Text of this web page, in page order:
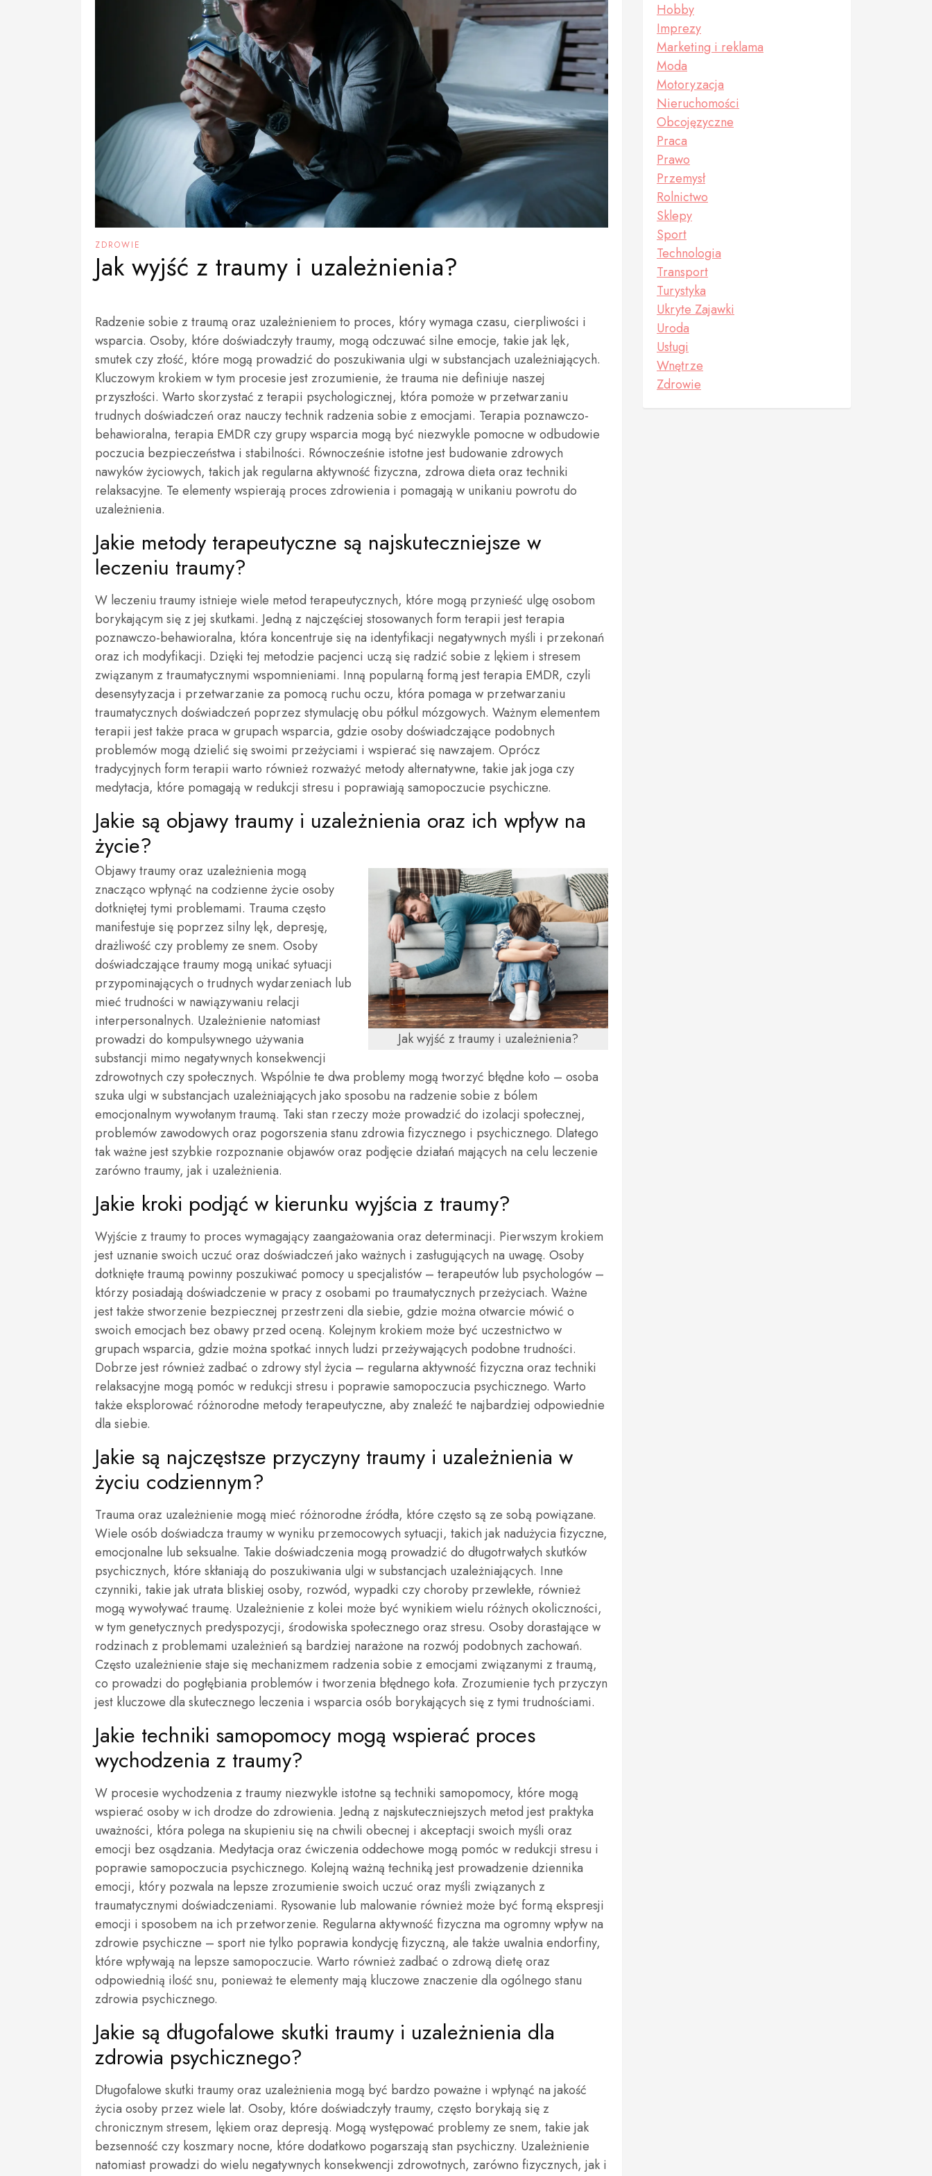
ZDROWIE
Jak wyjść z traumy i uzależnienia?
Radzenie sobie z traumą oraz uzależnieniem to proces, który wymaga czasu, cierpliwości i
wsparcia. Osoby, które doświadczyły traumy, mogą odczuwać silne emocje, takie jak lęk,
smutek czy złość, które mogą prowadzić do poszukiwania ulgi w substancjach uzależniających.
Kluczowym krokiem w tym procesie jest zrozumienie, że trauma nie definiuje naszej
przyszłości. Warto skorzystać z terapii psychologicznej, która pomoże w przetwarzaniu
trudnych doświadczeń oraz nauczy technik radzenia sobie z emocjami. Terapia poznawczo-
behawioralna, terapia EMDR czy grupy wsparcia mogą być niezwykle pomocne w odbudowie
poczucia bezpieczeństwa i stabilności. Równocześnie istotne jest budowanie zdrowych
nawyków życiowych, takich jak regularna aktywność fizyczna, zdrowa dieta oraz techniki
relaksacyjne. Te elementy wspierają proces zdrowienia i pomagają w unikaniu powrotu do
uzależnienia.
Jakie metody terapeutyczne są najskuteczniejsze w
leczeniu traumy?
W leczeniu traumy istnieje wiele metod terapeutycznych, które mogą przynieść ulgę osobom
borykającym się z jej skutkami. Jedną z najczęściej stosowanych form terapii jest terapia
poznawczo-behawioralna, która koncentruje się na identyfikacji negatywnych myśli i przekonań
oraz ich modyfikacji. Dzięki tej metodzie pacjenci uczą się radzić sobie z lękiem i stresem
związanym z traumatycznymi wspomnieniami. Inną popularną formą jest terapia EMDR, czyli
desensytyzacja i przetwarzanie za pomocą ruchu oczu, która pomaga w przetwarzaniu
traumatycznych doświadczeń poprzez stymulację obu półkul mózgowych. Ważnym elementem
terapii jest także praca w grupach wsparcia, gdzie osoby doświadczające podobnych
problemów mogą dzielić się swoimi przeżyciami i wspierać się nawzajem. Oprócz
tradycyjnych form terapii warto również rozważyć metody alternatywne, takie jak joga czy
medytacja, które pomagają w redukcji stresu i poprawiają samopoczucie psychiczne.
Jakie są objawy traumy i uzależnienia oraz ich wpływ na
życie?
Jak wyjść z traumy i uzależnienia?
Objawy traumy oraz uzależnienia mogą
znacząco wpłynąć na codzienne życie osoby
dotkniętej tymi problemami. Trauma często
manifestuje się poprzez silny lęk, depresję,
drażliwość czy problemy ze snem. Osoby
doświadczające traumy mogą unikać sytuacji
przypominających o trudnych wydarzeniach lub
mieć trudności w nawiązywaniu relacji
interpersonalnych. Uzależnienie natomiast
prowadzi do kompulsywnego używania
substancji mimo negatywnych konsekwencji
zdrowotnych czy społecznych. Wspólnie te dwa problemy mogą tworzyć błędne koło – osoba
szuka ulgi w substancjach uzależniających jako sposobu na radzenie sobie z bólem
emocjonalnym wywołanym traumą. Taki stan rzeczy może prowadzić do izolacji społecznej,
problemów zawodowych oraz pogorszenia stanu zdrowia fizycznego i psychicznego. Dlatego
tak ważne jest szybkie rozpoznanie objawów oraz podjęcie działań mających na celu leczenie
zarówno traumy, jak i uzależnienia.
Jakie kroki podjąć w kierunku wyjścia z traumy?
Wyjście z traumy to proces wymagający zaangażowania oraz determinacji. Pierwszym krokiem
jest uznanie swoich uczuć oraz doświadczeń jako ważnych i zasługujących na uwagę. Osoby
dotknięte traumą powinny poszukiwać pomocy u specjalistów – terapeutów lub psychologów –
którzy posiadają doświadczenie w pracy z osobami po traumatycznych przeżyciach. Ważne
jest także stworzenie bezpiecznej przestrzeni dla siebie, gdzie można otwarcie mówić o
swoich emocjach bez obawy przed oceną. Kolejnym krokiem może być uczestnictwo w
grupach wsparcia, gdzie można spotkać innych ludzi przeżywających podobne trudności.
Dobrze jest również zadbać o zdrowy styl życia – regularna aktywność fizyczna oraz techniki
relaksacyjne mogą pomóc w redukcji stresu i poprawie samopoczucia psychicznego. Warto
także eksplorować różnorodne metody terapeutyczne, aby znaleźć te najbardziej odpowiednie
dla siebie.
Jakie są najczęstsze przyczyny traumy i uzależnienia w
życiu codziennym?
Trauma oraz uzależnienie mogą mieć różnorodne źródła, które często są ze sobą powiązane.
Wiele osób doświadcza traumy w wyniku przemocowych sytuacji, takich jak nadużycia fizyczne,
emocjonalne lub seksualne. Takie doświadczenia mogą prowadzić do długotrwałych skutków
psychicznych, które skłaniają do poszukiwania ulgi w substancjach uzależniających. Inne
czynniki, takie jak utrata bliskiej osoby, rozwód, wypadki czy choroby przewlekłe, również
mogą wywoływać traumę. Uzależnienie z kolei może być wynikiem wielu różnych okoliczności,
w tym genetycznych predyspozycji, środowiska społecznego oraz stresu. Osoby dorastające w
rodzinach z problemami uzależnień są bardziej narażone na rozwój podobnych zachowań.
Często uzależnienie staje się mechanizmem radzenia sobie z emocjami związanymi z traumą,
co prowadzi do pogłębiania problemów i tworzenia błędnego koła. Zrozumienie tych przyczyn
jest kluczowe dla skutecznego leczenia i wsparcia osób borykających się z tymi trudnościami.
Jakie techniki samopomocy mogą wspierać proces
wychodzenia z traumy?
W procesie wychodzenia z traumy niezwykle istotne są techniki samopomocy, które mogą
wspierać osoby w ich drodze do zdrowienia. Jedną z najskuteczniejszych metod jest praktyka
uważności, która polega na skupieniu się na chwili obecnej i akceptacji swoich myśli oraz
emocji bez osądzania. Medytacja oraz ćwiczenia oddechowe mogą pomóc w redukcji stresu i
poprawie samopoczucia psychicznego. Kolejną ważną techniką jest prowadzenie dziennika
emocji, który pozwala na lepsze zrozumienie swoich uczuć oraz myśli związanych z
traumatycznymi doświadczeniami. Rysowanie lub malowanie również może być formą ekspresji
emocji i sposobem na ich przetworzenie. Regularna aktywność fizyczna ma ogromny wpływ na
zdrowie psychiczne – sport nie tylko poprawia kondycję fizyczną, ale także uwalnia endorfiny,
które wpływają na lepsze samopoczucie. Warto również zadbać o zdrową dietę oraz
odpowiednią ilość snu, ponieważ te elementy mają kluczowe znaczenie dla ogólnego stanu
zdrowia psychicznego.
Jakie są długofalowe skutki traumy i uzależnienia dla
zdrowia psychicznego?
Długofalowe skutki traumy oraz uzależnienia mogą być bardzo poważne i wpłynąć na jakość
życia osoby przez wiele lat. Osoby, które doświadczyły traumy, często borykają się z
chronicznym stresem, lękiem oraz depresją. Mogą występować problemy ze snem, takie jak
bezsenność czy koszmary nocne, które dodatkowo pogarszają stan psychiczny. Uzależnienie
natomiast prowadzi do wielu negatywnych konsekwencji zdrowotnych, zarówno fizycznych, jak i
Hobby
Imprezy
Marketing i reklama
Moda
Motoryzacja
Nieruchomości
Obcojęzyczne
Praca
Prawo
Przemysł
Rolnictwo
Sklepy
Sport
Technologia
Transport
Turystyka
Ukryte Zajawki
Uroda
Usługi
Wnętrze
Zdrowie